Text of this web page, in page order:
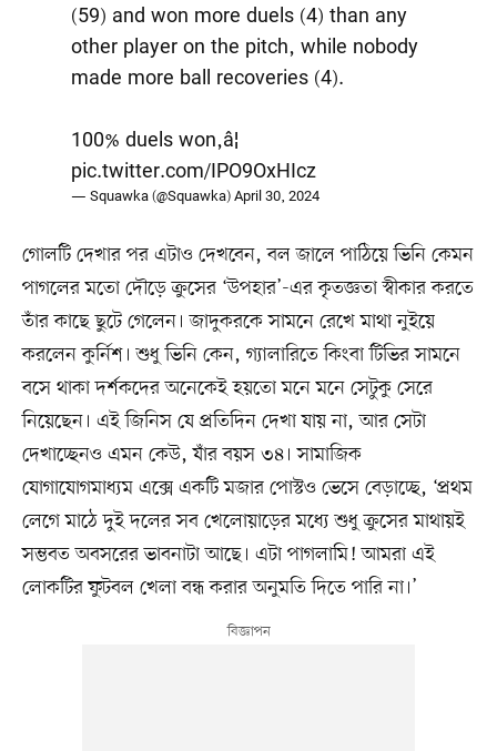
(59) and won more duels (4) than any
other player on the pitch, while nobody
made more ball recoveries (4).
100% duels won,â¦
pic.twitter.com/IPO9OxHIcz
— Squawka (@Squawka)April 30, 2024
গোলটি দেখার পর এটাও দেখবেন, বল জালে পাঠিয়ে ভিনি কেমন
পাগলের মতো দৌড়ে ক্রুসের ‘উপহার’-এর কৃতজ্ঞতা স্বীকার করতে
তাঁর কাছে ছুটে গেলেন। জাদুকরকে সামনে রেখে মাথা নুইয়ে
করলেন কুর্নিশ। শুধু ভিনি কেন, গ্যালারিতে কিংবা টিভির সামনে
বসে থাকা দর্শকদের অনেকেই হয়তো মনে মনে সেটুকু সেরে
নিয়েছেন। এই জিনিস যে প্রতিদিন দেখা যায় না, আর সেটা
দেখাচ্ছেনও এমন কেউ, যাঁর বয়স ৩৪। সামাজিক
যোগাযোগমাধ্যম এক্সে একটি মজার পোস্টও ভেসে বেড়াচ্ছে, ‘প্রথম
লেগে মাঠে দুই দলের সব খেলোয়াড়ের মধ্যে শুধু ক্রুসের মাথায়ই
সম্ভবত অবসরের ভাবনাটা আছে। এটা পাগলামি! আমরা এই
লোকটির ফুটবল খেলা বন্ধ করার অনুমতি দিতে পারি না।’